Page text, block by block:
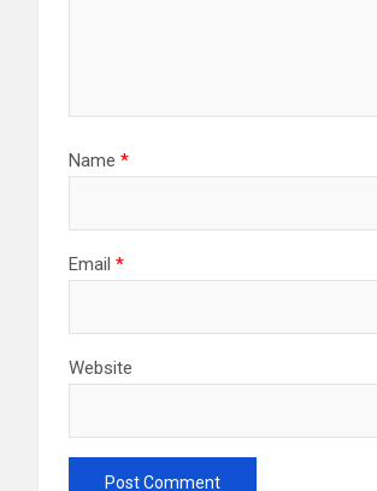
Name *
Email *
Website